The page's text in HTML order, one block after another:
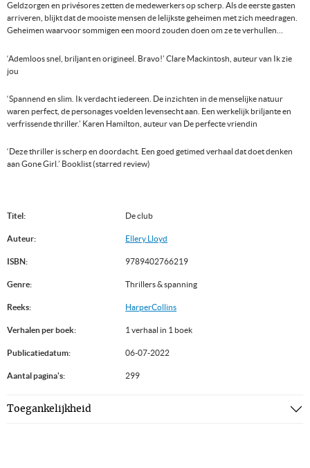
Geldzorgen en privésores zetten de medewerkers op scherp. Als de eerste gasten
arriveren, blijkt dat de mooiste mensen de lelijkste geheimen met zich meedragen.
Geheimen waarvoor sommigen een moord zouden doen om ze te verhullen…
‘Ademloos snel, briljant en origineel. Bravo!’ Clare Mackintosh, auteur van Ik zie
jou
‘Spannend en slim. Ik verdacht iedereen. De inzichten in de menselijke natuur
waren perfect, de personages voelden levensecht aan. Een werkelijk briljante en
verfrissende thriller.’ Karen Hamilton, auteur van De perfecte vriendin
‘Deze thriller is scherp en doordacht. Een goed getimed verhaal dat doet denken
aan Gone Girl.’ Booklist (starred review)
Titel: De club
Auteur: Ellery Lloyd
ISBN: 9789402766219
Genre: Thrillers & spanning
Reeks: HarperCollins
Verhalen per boek: 1 verhaal in 1 boek
Publicatiedatum: 06-07-2022
Aantal pagina's: 299
Toegankelijkheid